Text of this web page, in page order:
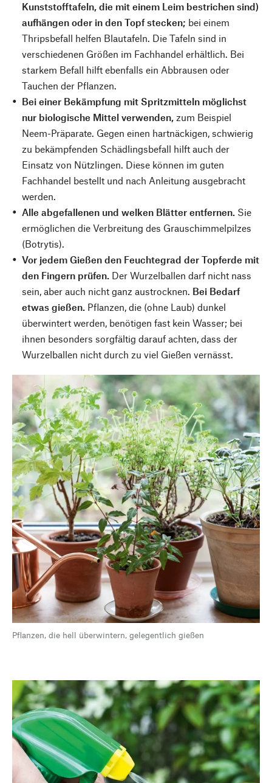
Kunststofftafeln, die mit einem Leim bestrichen sind)
aufhängen oder in den Topf stecken; bei einem
Thripsbefall helfen Blautafeln. Die Tafeln sind in
verschiedenen Größen im Fachhandel erhältlich. Bei
starkem Befall hilft ebenfalls ein Abbrausen oder
Tauchen der Pflanzen.
Bei einer Bekämpfung mit Spritzmitteln möglichst
nur biologische Mittel verwenden, zum Beispiel
Neem-Präparate. Gegen einen hartnäckigen, schwierig
zu bekämpfenden Schädlingsbefall hilft auch der
Einsatz von Nützlingen. Diese können im guten
Fachhandel bestellt und nach Anleitung ausgebracht
werden.
Alle abgefallenen und welken Blätter entfernen. Sie
ermöglichen die Verbreitung des Grauschimmelpilzes
(Botrytis).
Vor jedem Gießen den Feuchtegrad der Topferde mit
den Fingern prüfen. Der Wurzelballen darf nicht nass
sein, aber auch nicht ganz austrocknen. Bei Bedarf
etwas gießen. Pflanzen, die (ohne Laub) dunkel
überwintert werden, benötigen fast kein Wasser; bei
ihnen besonders sorgfältig darauf achten, dass der
Wurzelballen nicht durch zu viel Gießen vernässt.
Pflanzen, die hell überwintern, gelegentlich gießen